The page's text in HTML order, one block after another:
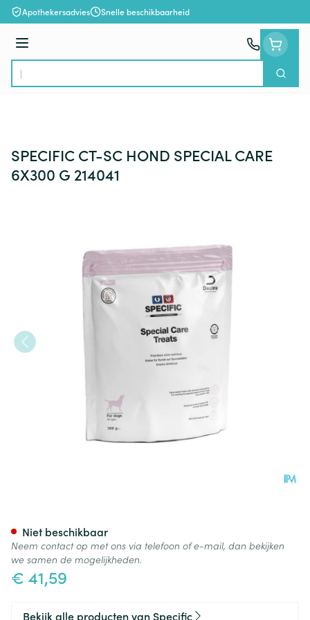
Ga naar de inhoud
Apothekersadvies Snelle beschikbaarheid
Menu
Product, merk, categorie...
Zoek
SPECIFIC CT-SC HOND SPECIAL CARE
6X300 G 214041
€ 41,59
Niet beschikbaar
Neem contact op met ons via telefoon of e-mail, dan bekijken
we samen de mogelijkheden.
Bekijk alle producten van Specific